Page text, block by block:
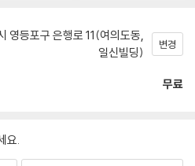
영등포구 은행로 11(여의도동,
일신빌딩)
변경
무료
요.